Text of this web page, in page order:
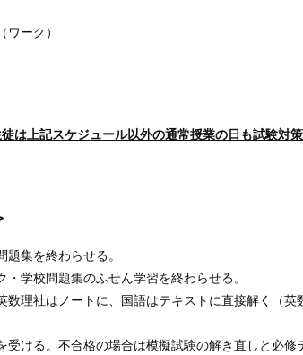
ーク）
は上記スケジュール以外の通常授業の日も試験対
集を終わらせる。
学校問題集のふせん学習を終わらせる。
数理社はノートに、国語はテキストに直接解く（
受ける。不合格の場合は模擬試験の解き直しと必